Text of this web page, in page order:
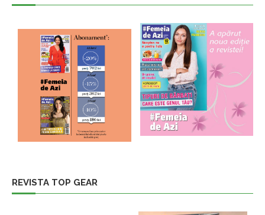
REVISTA TOP GEAR